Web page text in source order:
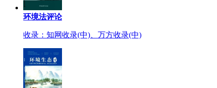
环境法评论
收录：知网收录(中)、万方收录(中)